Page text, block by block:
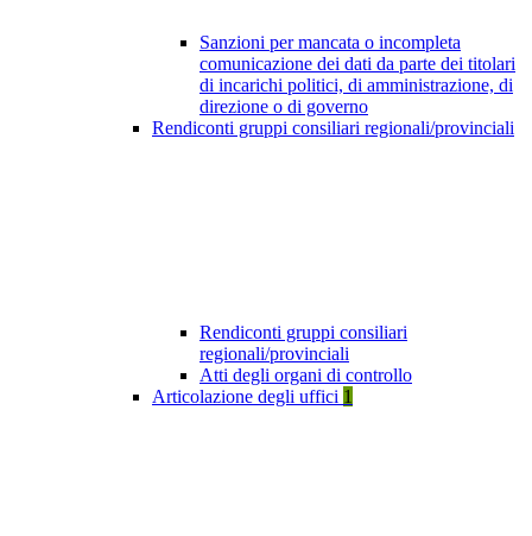
Sanzioni per mancata o incompleta
comunicazione dei dati da parte dei titolari
di incarichi politici, di amministrazione, di
direzione o di governo
Rendiconti gruppi consiliari regionali/provinciali
Rendiconti gruppi consiliari
regionali/provinciali
Atti degli organi di controllo
Articolazione degli uffici 1